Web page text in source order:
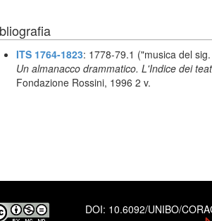
ITS 1764-1823: 1778-79.1 ("musica del
Un almanacco drammatico. L'Indice dei
Fondazione Rossini, 1996 2 v.
DOI: 10.6092/UNIBO/